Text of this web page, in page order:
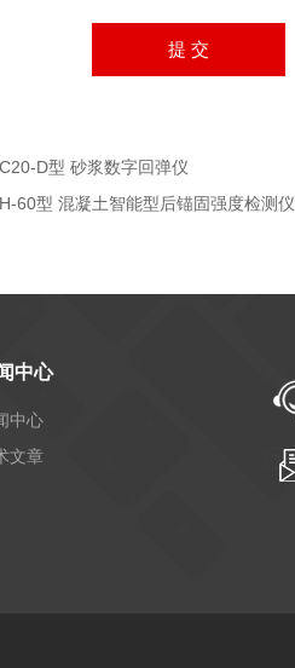
D型 砂浆数字回弹仪
60型 混凝土智能型后锚固强度检测仪
中心
中心
文章